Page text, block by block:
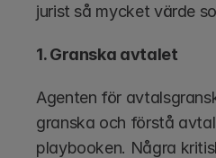
jurist så mycket värde
1. Granska avtalet
Agenten för
granska och förstå
playbooken. Några